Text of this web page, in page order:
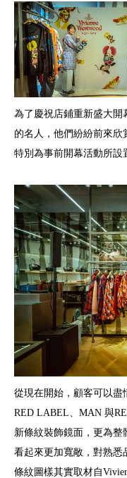
為了慶祝店鋪重新盛大開
的名人，他們紛紛前來欣
特別為事前開幕活動所設
從現在開始，顧客可以盡
RED LABEL、MAN 與
新條紋裝飾鏡面，更為
看起來更加寬敞，對熟
條紋圖樣其實取材自